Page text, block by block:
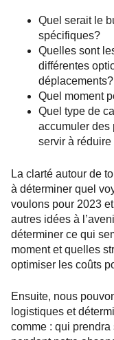
Quel serait le
spécifiques?
Quelles sont
différentes
déplacements?
Quel moment
Quel type de
accumuler des
servir à
La clarté autour de
à déterminer quel
voulons pour 2023
autres idées à
déterminer ce qui
moment et quelles
optimiser les coûts
Ensuite, nous
logistiques et
comme : qui